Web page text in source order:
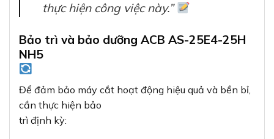
thực hiện công việc này.”
Bảo trì và bảo dưỡng ACB AS-25E4-25H
NH5
Để đảm bảo máy cắt hoạt động hiệu quả và bền bỉ,
cần thực hiện bảo
trì định kỳ: